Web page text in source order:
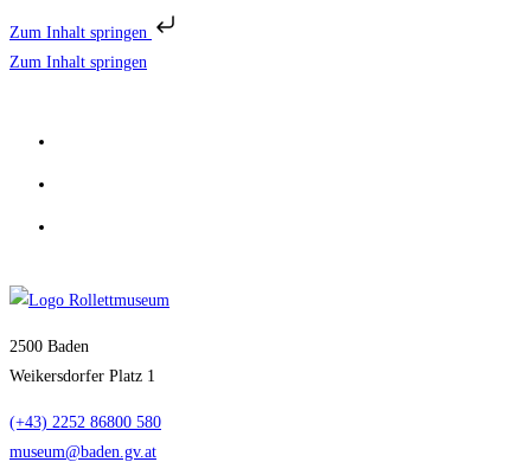
Zum Inhalt springen
Zum Inhalt springen
2500 Baden
Weikersdorfer Platz 1
(+43) 2252 86800 580
museum@baden.gv.at